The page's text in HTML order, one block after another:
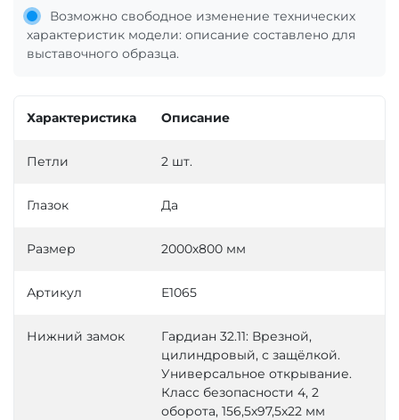
Возможно свободное изменение технических
характеристик модели: описание составлено для
выставочного образца.
Характеристика Описание
Петли 2 шт.
Глазок Да
Размер 2000х800 мм
Артикул Е1065
Нижний замок
Гардиан 32.11: Врезной,
цилиндровый, с защёлкой.
Универсальное открывание.
Класс безопасности 4, 2
оборота, 156,5х97,5х22 мм